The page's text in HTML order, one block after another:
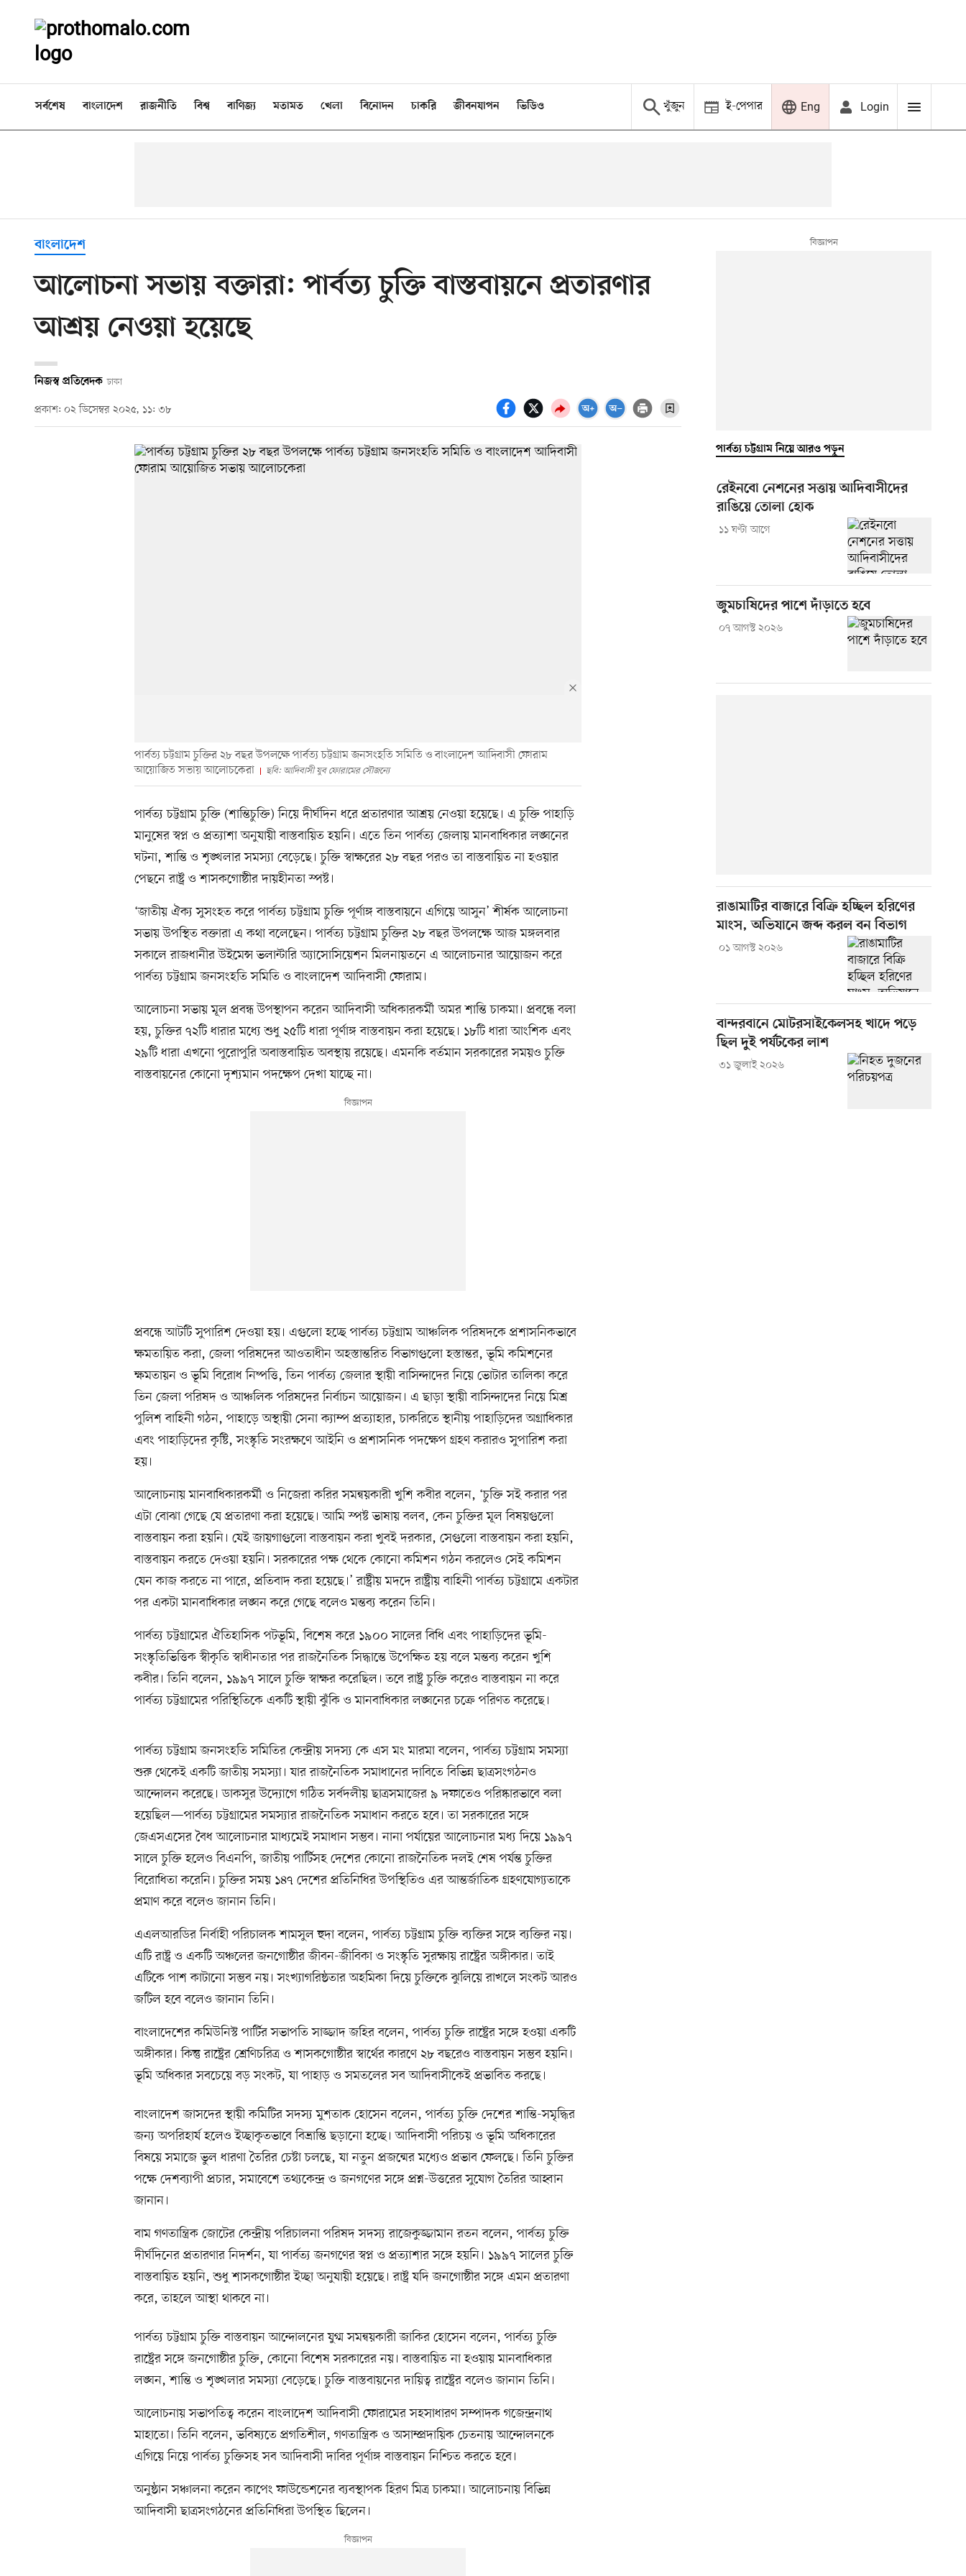
সর্বশেষ বাংলাদেশ রাজনীতি বিশ্ব বাণিজ্য মতামত খেলা বিনোদন চাকরি জীবনযাপন ভিডিও খুঁজুন ই-পেপার Eng Login
বাংলাদেশ
আলোচনা সভায় বক্তারা: পার্বত্য চুক্তি বাস্তবায়নে প্রতারণার
আশ্রয় নেওয়া হয়েছে
নিজস্ব প্রতিবেদক ঢাকা
প্রকাশ: ০২ ডিসেম্বর ২০২৫, ১১: ৩৮
পার্বত্য চট্টগ্রাম চুক্তির ২৮ বছর উপলক্ষে পার্বত্য চট্টগ্রাম জনসংহতি সমিতি ও বাংলাদেশ আদিবাসী ফোরাম
আয়োজিত সভায় আলোচকেরা
ছবি: আদিবাসী যুব ফোরামের সৌজন্যে
পার্বত্য চট্টগ্রাম চুক্তি (শান্তিচুক্তি) নিয়ে দীর্ঘদিন ধরে প্রতারণার আশ্রয় নেওয়া হয়েছে। এ চুক্তি পাহাড়ি
মানুষের স্বপ্ন ও প্রত্যাশা অনুযায়ী বাস্তবায়িত হয়নি। এতে তিন পার্বত্য জেলায় মানবাধিকার লঙ্ঘনের
ঘটনা, শান্তি ও শৃঙ্খলার সমস্যা বেড়েছে। চুক্তি স্বাক্ষরের ২৮ বছর পরও তা বাস্তবায়িত না হওয়ার
পেছনে রাষ্ট্র ও শাসকগোষ্ঠীর দায়হীনতা স্পষ্ট।
‘জাতীয় ঐক্য সুসংহত করে পার্বত্য চট্টগ্রাম চুক্তি পূর্ণাঙ্গ বাস্তবায়নে এগিয়ে আসুন’ শীর্ষক আলোচনা
সভায় উপস্থিত বক্তারা এ কথা বলেছেন। পার্বত্য চট্টগ্রাম চুক্তির ২৮ বছর উপলক্ষে আজ মঙ্গলবার
সকালে রাজধানীর উইমেন্স ভলান্টারি অ্যাসোসিয়েশন মিলনায়তনে এ আলোচনার আয়োজন করে
পার্বত্য চট্টগ্রাম জনসংহতি সমিতি ও বাংলাদেশ আদিবাসী ফোরাম।
আলোচনা সভায় মূল প্রবন্ধ উপস্থাপন করেন আদিবাসী অধিকারকর্মী অমর শান্তি চাকমা। প্রবন্ধে বলা
হয়, চুক্তির ৭২টি ধারার মধ্যে শুধু ২৫টি ধারা পূর্ণাঙ্গ বাস্তবায়ন করা হয়েছে। ১৮টি ধারা আংশিক এবং
২৯টি ধারা এখনো পুরোপুরি অবাস্তবায়িত অবস্থায় রয়েছে। এমনকি বর্তমান সরকারের সময়ও চুক্তি
বাস্তবায়নের কোনো দৃশ্যমান পদক্ষেপ দেখা যাচ্ছে না।
প্রবন্ধে আটটি সুপারিশ দেওয়া হয়। এগুলো হচ্ছে পার্বত্য চট্টগ্রাম আঞ্চলিক পরিষদকে প্রশাসনিকভাবে
ক্ষমতায়িত করা, জেলা পরিষদের আওতাধীন অহস্তান্তরিত বিভাগগুলো হস্তান্তর, ভূমি কমিশনের
ক্ষমতায়ন ও ভূমি বিরোধ নিষ্পত্তি, তিন পার্বত্য জেলার স্থায়ী বাসিন্দাদের নিয়ে ভোটার তালিকা করে
তিন জেলা পরিষদ ও আঞ্চলিক পরিষদের নির্বাচন আয়োজন। এ ছাড়া স্থায়ী বাসিন্দাদের নিয়ে মিশ্র
পুলিশ বাহিনী গঠন, পাহাড়ে অস্থায়ী সেনা ক্যাম্প প্রত্যাহার, চাকরিতে স্থানীয় পাহাড়িদের অগ্রাধিকার
এবং পাহাড়িদের কৃষ্টি, সংস্কৃতি সংরক্ষণে আইনি ও প্রশাসনিক পদক্ষেপ গ্রহণ করারও সুপারিশ করা
হয়।
আলোচনায় মানবাধিকারকর্মী ও নিজেরা করির সমন্বয়কারী খুশি কবীর বলেন, ‘চুক্তি সই করার পর
এটা বোঝা গেছে যে প্রতারণা করা হয়েছে। আমি স্পষ্ট ভাষায় বলব, কেন চুক্তির মূল বিষয়গুলো
বাস্তবায়ন করা হয়নি। যেই জায়গাগুলো বাস্তবায়ন করা খুবই দরকার, সেগুলো বাস্তবায়ন করা হয়নি,
বাস্তবায়ন করতে দেওয়া হয়নি। সরকারের পক্ষ থেকে কোনো কমিশন গঠন করলেও সেই কমিশন
যেন কাজ করতে না পারে, প্রতিবাদ করা হয়েছে।’ রাষ্ট্রীয় মদদে রাষ্ট্রীয় বাহিনী পার্বত্য চট্টগ্রামে একটার
পর একটা মানবাধিকার লঙ্ঘন করে গেছে বলেও মন্তব্য করেন তিনি।
পার্বত্য চট্টগ্রামের ঐতিহাসিক পটভূমি, বিশেষ করে ১৯০০ সালের বিধি এবং পাহাড়িদের ভূমি-
সংস্কৃতিভিত্তিক স্বীকৃতি স্বাধীনতার পর রাজনৈতিক সিদ্ধান্তে উপেক্ষিত হয় বলে মন্তব্য করেন খুশি
কবীর। তিনি বলেন, ১৯৯৭ সালে চুক্তি স্বাক্ষর করেছিল। তবে রাষ্ট্র চুক্তি করেও বাস্তবায়ন না করে
পার্বত্য চট্টগ্রামের পরিস্থিতিকে একটি স্থায়ী ঝুঁকি ও মানবাধিকার লঙ্ঘনের চক্রে পরিণত করেছে।
পার্বত্য চট্টগ্রাম জনসংহতি সমিতির কেন্দ্রীয় সদস্য কে এস মং মারমা বলেন, পার্বত্য চট্টগ্রাম সমস্যা
শুরু থেকেই একটি জাতীয় সমস্যা। যার রাজনৈতিক সমাধানের দাবিতে বিভিন্ন ছাত্রসংগঠনও
আন্দোলন করেছে। ডাকসুর উদ্যোগে গঠিত সর্বদলীয় ছাত্রসমাজের ৯ দফাতেও পরিষ্কারভাবে বলা
হয়েছিল—পার্বত্য চট্টগ্রামের সমস্যার রাজনৈতিক সমাধান করতে হবে। তা সরকারের সঙ্গে
জেএসএসের বৈধ আলোচনার মাধ্যমেই সমাধান সম্ভব। নানা পর্যায়ের আলোচনার মধ্য দিয়ে ১৯৯৭
সালে চুক্তি হলেও বিএনপি, জাতীয় পার্টিসহ দেশের কোনো রাজনৈতিক দলই শেষ পর্যন্ত চুক্তির
বিরোধিতা করেনি। চুক্তির সময় ১৪৭ দেশের প্রতিনিধির উপস্থিতিও এর আন্তর্জাতিক গ্রহণযোগ্যতাকে
প্রমাণ করে বলেও জানান তিনি।
এএলআরডির নির্বাহী পরিচালক শামসুল হুদা বলেন, পার্বত্য চট্টগ্রাম চুক্তি ব্যক্তির সঙ্গে ব্যক্তির নয়।
এটি রাষ্ট্র ও একটি অঞ্চলের জনগোষ্ঠীর জীবন-জীবিকা ও সংস্কৃতি সুরক্ষায় রাষ্ট্রের অঙ্গীকার। তাই
এটিকে পাশ কাটানো সম্ভব নয়। সংখ্যাগরিষ্ঠতার অহমিকা দিয়ে চুক্তিকে ঝুলিয়ে রাখলে সংকট আরও
জটিল হবে বলেও জানান তিনি।
বাংলাদেশের কমিউনিস্ট পার্টির সভাপতি সাজ্জাদ জহির বলেন, পার্বত্য চুক্তি রাষ্ট্রের সঙ্গে হওয়া একটি
অঙ্গীকার। কিন্তু রাষ্ট্রের শ্রেণিচরিত্র ও শাসকগোষ্ঠীর স্বার্থের কারণে ২৮ বছরেও বাস্তবায়ন সম্ভব হয়নি।
ভূমি অধিকার সবচেয়ে বড় সংকট, যা পাহাড় ও সমতলের সব আদিবাসীকেই প্রভাবিত করছে।
বাংলাদেশ জাসদের স্থায়ী কমিটির সদস্য মুশতাক হোসেন বলেন, পার্বত্য চুক্তি দেশের শান্তি-সমৃদ্ধির
জন্য অপরিহার্য হলেও ইচ্ছাকৃতভাবে বিভ্রান্তি ছড়ানো হচ্ছে। আদিবাসী পরিচয় ও ভূমি অধিকারের
বিষয়ে সমাজে ভুল ধারণা তৈরির চেষ্টা চলছে, যা নতুন প্রজন্মের মধ্যেও প্রভাব ফেলছে। তিনি চুক্তির
পক্ষে দেশব্যাপী প্রচার, সমাবেশে তথ্যকেন্দ্র ও জনগণের সঙ্গে প্রশ্ন-উত্তরের সুযোগ তৈরির আহ্বান
জানান।
বাম গণতান্ত্রিক জোটের কেন্দ্রীয় পরিচালনা পরিষদ সদস্য রাজেকুজ্জামান রতন বলেন, পার্বত্য চুক্তি
দীর্ঘদিনের প্রতারণার নিদর্শন, যা পার্বত্য জনগণের স্বপ্ন ও প্রত্যাশার সঙ্গে হয়নি। ১৯৯৭ সালের চুক্তি
বাস্তবায়িত হয়নি, শুধু শাসকগোষ্ঠীর ইচ্ছা অনুযায়ী হয়েছে। রাষ্ট্র যদি জনগোষ্ঠীর সঙ্গে এমন প্রতারণা
করে, তাহলে আস্থা থাকবে না।
পার্বত্য চট্টগ্রাম চুক্তি বাস্তবায়ন আন্দোলনের যুগ্ম সমন্বয়কারী জাকির হোসেন বলেন, পার্বত্য চুক্তি
রাষ্ট্রের সঙ্গে জনগোষ্ঠীর চুক্তি, কোনো বিশেষ সরকারের নয়। বাস্তবায়িত না হওয়ায় মানবাধিকার
লঙ্ঘন, শান্তি ও শৃঙ্খলার সমস্যা বেড়েছে। চুক্তি বাস্তবায়নের দায়িত্ব রাষ্ট্রের বলেও জানান তিনি।
আলোচনায় সভাপতিত্ব করেন বাংলাদেশ আদিবাসী ফোরামের সহসাধারণ সম্পাদক গজেন্দ্রনাথ
মাহাতো। তিনি বলেন, ভবিষ্যতে প্রগতিশীল, গণতান্ত্রিক ও অসাম্প্রদায়িক চেতনায় আন্দোলনকে
এগিয়ে নিয়ে পার্বত্য চুক্তিসহ সব আদিবাসী দাবির পূর্ণাঙ্গ বাস্তবায়ন নিশ্চিত করতে হবে।
অনুষ্ঠান সঞ্চালনা করেন কাপেং ফাউন্ডেশনের ব্যবস্থাপক হিরণ মিত্র চাকমা। আলোচনায় বিভিন্ন
আদিবাসী ছাত্রসংগঠনের প্রতিনিধিরা উপস্থিত ছিলেন।
পার্বত্য চট্টগ্রাম নিয়ে আরও পড়ুন
রেইনবো নেশনের সত্তায় আদিবাসীদের
রাঙিয়ে তোলা হোক
১১ ঘণ্টা আগে
জুমচাষিদের পাশে দাঁড়াতে হবে
০৭ আগস্ট ২০২৬
রাঙামাটির বাজারে বিক্রি হচ্ছিল হরিণের
মাংস, অভিযানে জব্দ করল বন বিভাগ
০১ আগস্ট ২০২৬
বান্দরবানে মোটরসাইকেলসহ খাদে পড়ে
ছিল দুই পর্যটকের লাশ
৩১ জুলাই ২০২৬